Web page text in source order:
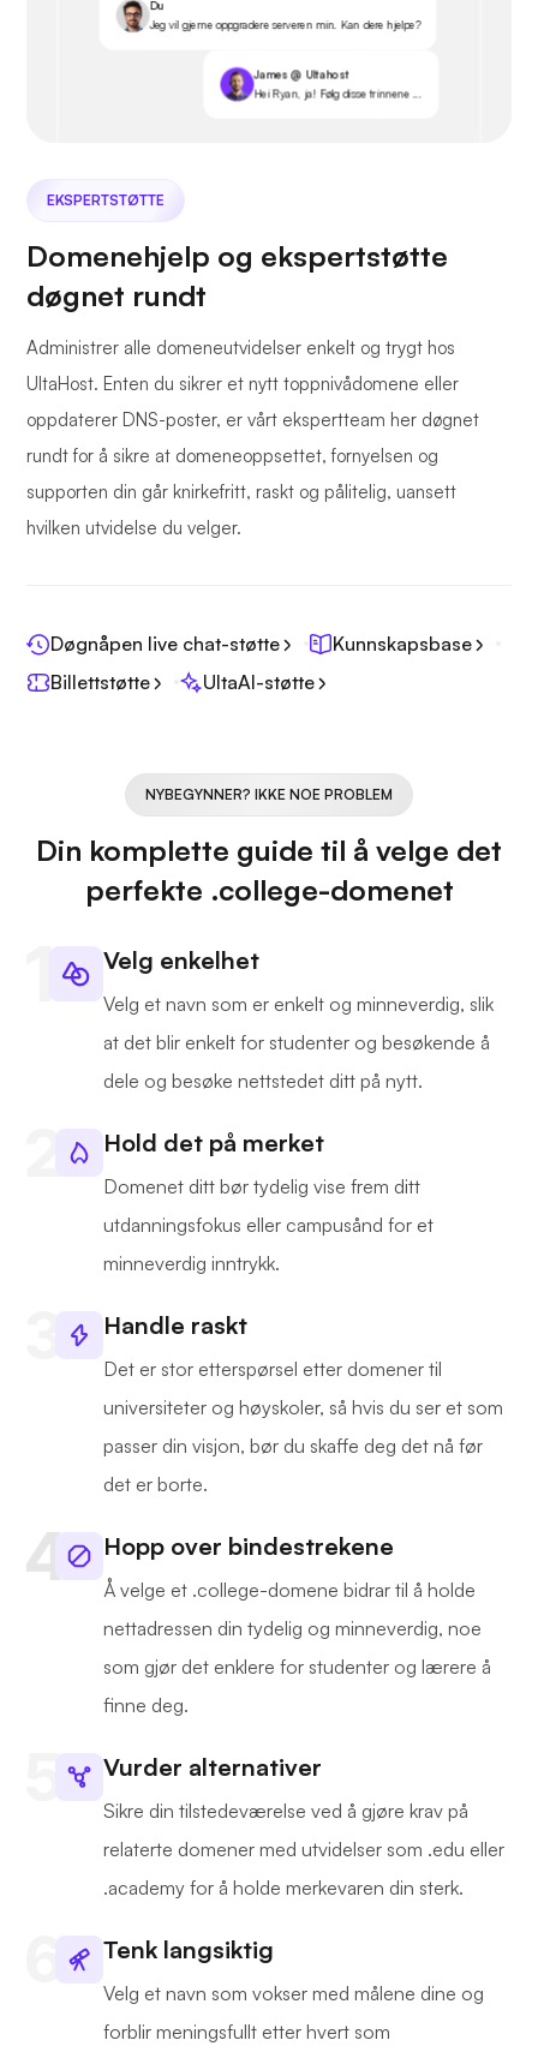
Du
Jeg vil gjerne oppgradere serveren min. Kan dere hjelpe?
James @ Ultahost
Hei Ryan, ja! Følg disse trinnene ...
EKSPERTSTØTTE
Domenehjelp og ekspertstøtte
døgnet rundt
Administrer alle domeneutvidelser enkelt og trygt hos
UltaHost. Enten du sikrer et nytt toppnivådomene eller
oppdaterer DNS-poster, er vårt ekspertteam her døgnet
rundt for å sikre at domeneoppsettet, fornyelsen og
supporten din går knirkefritt, raskt og pålitelig, uansett
hvilken utvidelse du velger.
Døgnåpen live chat-støtte
Kunnskapsbase
Billettstøtte
UltaAI-støtte
NYBEGYNNER? IKKE NOE PROBLEM
Din komplette guide til å velge det
perfekte .college-domenet
Velg enkelhet
Velg et navn som er enkelt og minneverdig, slik
at det blir enkelt for studenter og besøkende å
dele og besøke nettstedet ditt på nytt.
Hold det på merket
Domenet ditt bør tydelig vise frem ditt
utdanningsfokus eller campusånd for et
minneverdig inntrykk.
Handle raskt
Det er stor etterspørsel etter domener til
universiteter og høyskoler, så hvis du ser et som
passer din visjon, bør du skaffe deg det nå før
det er borte.
Hopp over bindestrekene
Å velge et .college-domene bidrar til å holde
nettadressen din tydelig og minneverdig, noe
som gjør det enklere for studenter og lærere å
finne deg.
Vurder alternativer
Sikre din tilstedeværelse ved å gjøre krav på
relaterte domener med utvidelser som .edu eller
.academy for å holde merkevaren din sterk.
Tenk langsiktig
Velg et navn som vokser med målene dine og
forblir meningsfullt etter hvert som